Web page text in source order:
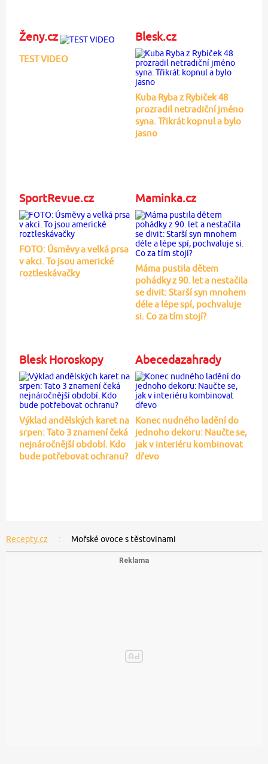
Ženy.cz
TEST VIDEO
Blesk.cz
Kuba Ryba z Rybiček 48
prozradil netradiční jméno
syna. Třikrát kopnul a bylo
jasno
SportRevue.cz
FOTO: Úsměvy a velká prsa
v akci. To jsou americké
roztleskávačky
Maminka.cz
Máma pustila dětem
pohádky z 90. let a nestačila
se divit: Starší syn mnohem
déle a lépe spí, pochvaluje
si. Co za tím stojí?
Blesk Horoskopy
Výklad andělských karet na
srpen: Tato 3 znamení čeká
nejnáročnější období. Kdo
bude potřebovat ochranu?
Abecedazahrady
Konec nudného ladění do
jednoho dekoru: Naučte se,
jak v interiéru kombinovat
dřevo
Recepty.cz Mořské ovoce s těstovinami